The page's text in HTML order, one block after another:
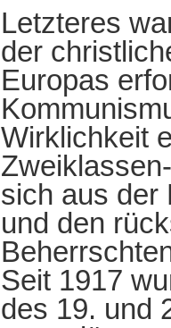
Letzteres
der
Europas
Wirklichkeit
sich aus der
und den
Seit 1917
des 19. und